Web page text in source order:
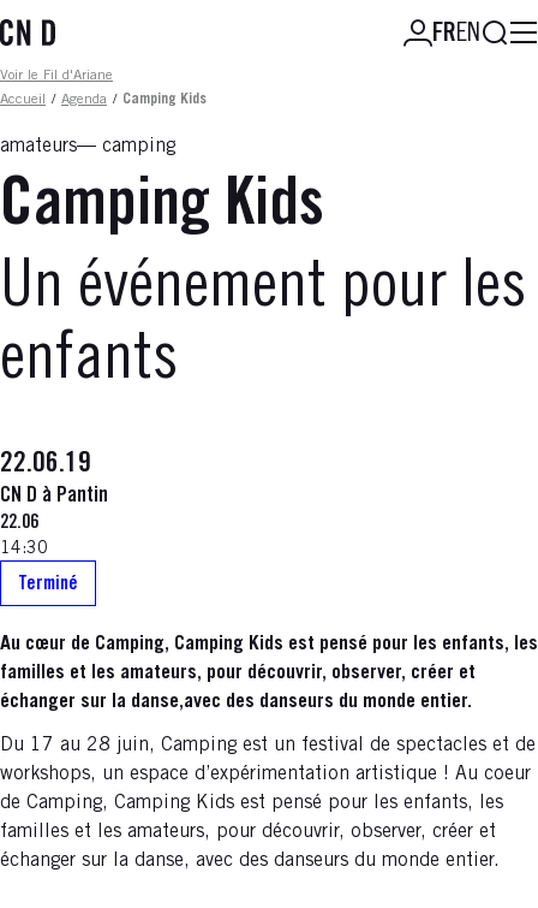
au
principal
FREN
Fil d'ariane
Voir le Fil d'Ariane
Accueil
/ Agenda / Camping Kids
amateurs camping
Camping Kids
Un événement pour les
enfants
22.06.19
CN D à Pantin
22.06
14:30
Terminé
Au cœur de Camping, Camping Kids est pensé pour les enfants, les
familles et les amateurs, pour découvrir, observer, créer et
échanger sur la danse,avec des danseurs du monde entier.
Du 17 au 28 juin, Camping est un festival de spectacles et de
workshops, un espace d’expérimentation artistique ! Au coeur
de Camping, Camping Kids est pensé pour les enfants, les
familles et les amateurs, pour découvrir, observer, créer et
échanger sur la danse, avec des danseurs du monde entier.